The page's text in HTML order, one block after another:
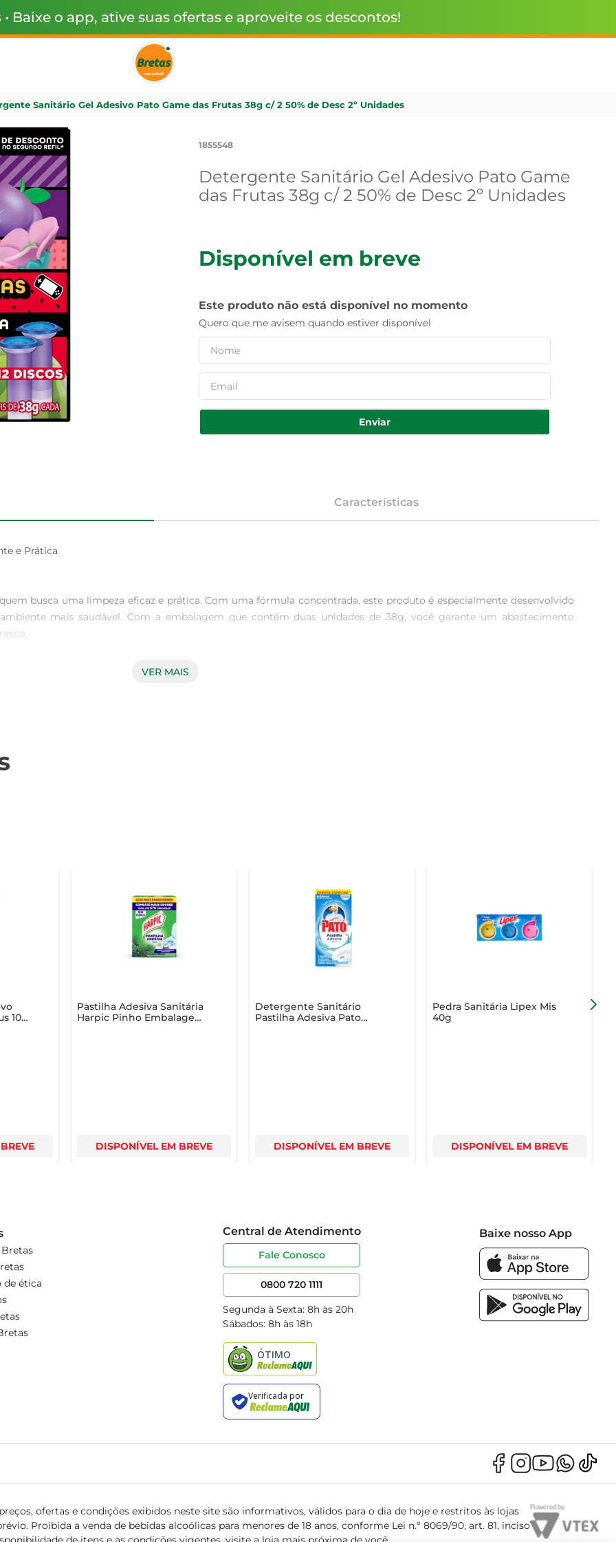
• Baixe o app, ative suas ofertas e aproveite os descontos!
Sanitário Gel Adesivo Pato Game das Frutas 38g c/ 2 50% de Desc 2º Unidades
1855548
Detergente Sanitário Gel Adesivo Pato Game
das Frutas 38g c/ 2 50% de Desc 2º Unidades
Disponível em breve
Este produto não está disponível no momento
Quero que me avisem quando estiver disponível
Enviar
Características
e Prática
busca uma limpeza eficaz e prática. Com uma fórmula concentrada, este produto é especialmente desenvolvido
mais saudável. Com a embalagem que contém duas unidades de 38g, você garante um abastecimento
Pato também proporciona um aroma agradável, que ajuda a eliminar odores indesejados, deixando seu banheiro
VER MAIS
10g
Pastilha Adesiva Sanitária
Harpic Pinho Embalagem
DISPONÍVEL EM BREVE
Detergente Sanitário
Pastilha Adesiva Pato
DISPONÍVEL EM BREVE
Pedra Sanitária Lipex Mis
40g
DISPONÍVEL EM BREVE
de ética
Central de Atendimento
Fale Conosco
0800 720 1111
Segunda à Sexta: 8h às 20h
Sábados: 8h às 18h
Baixe nosso App
ofertas e condições exibidos neste site são informativos, válidos para o dia de hoje e restritos às lojas
Proibida a venda de bebidas alcoólicas para menores de 18 anos, conforme Lei n.º 8069/90, art. 81, inciso